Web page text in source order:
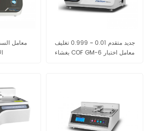
معامل
جديد متقدم 0.01 ~ 0.999 تغليف
بغشاء COF GM-6 معامل اختبار